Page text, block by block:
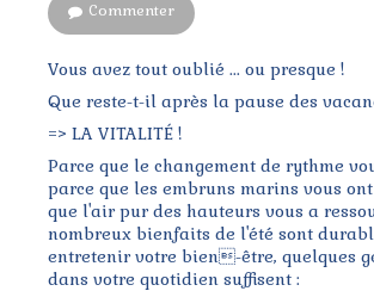
Commenter
Vous avez tout oublié ... ou presque !
Que reste-t-il après la pause des
=> LA VITALITÉ !
Parce que le changement de rythme
parce que les embruns marins vous
que l'air pur des hauteurs vous a
nombreux bienfaits de l'été sont
entretenir votre bien-être, quelques
dans votre quotidien suffisent :